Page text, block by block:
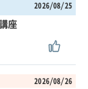
2026/08/25
座
2026/08/26